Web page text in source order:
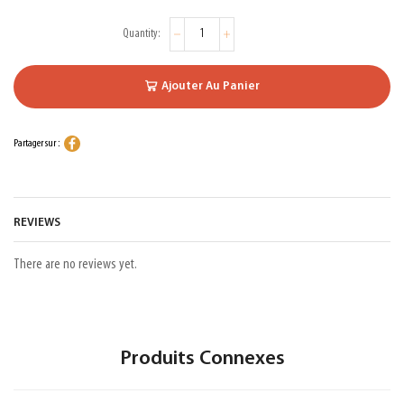
Ajouter Au Panier
Partager sur :
REVIEWS
There are no reviews yet.
Produits Connexes